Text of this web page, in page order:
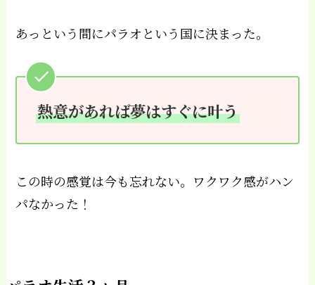
あっという間にパラオという国に決まった。
熱意があれば夢はすぐに叶う
この時の感覚は今も忘れない。ワクワク感がハン
パなかった！